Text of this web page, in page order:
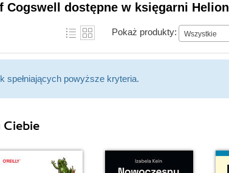
Cogswell dostępne w księgarni Helion
Pokaż produkty: Wszystkie
spełniających powyższe kryteria.